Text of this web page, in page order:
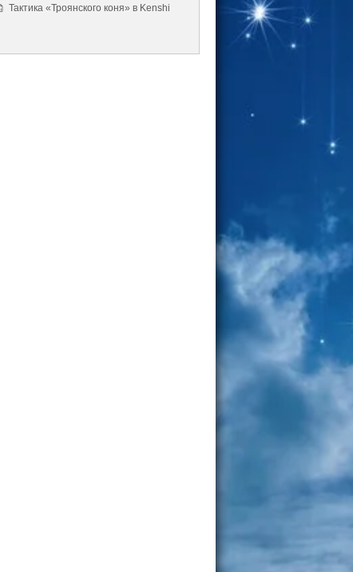
Тактика «Троянского коня» в Kenshi